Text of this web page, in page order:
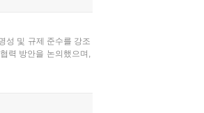
성 및 규제 준수를 강조
력 방안을 논의했으며,